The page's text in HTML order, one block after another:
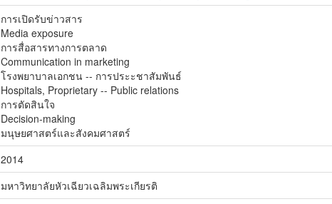
การเปิดรับข่าวสาร
Media exposure
การสื่อสารทางการตลาด
Communication in marketing
โรงพยาบาลเอกชน -- การประะชาสัมพันธ์
Hospitals, Proprietary -- Public relations
การตัดสินใจ
Decision-making
มนุษยศาสตร์และสังคมศาสตร์
2014
มหาวิทยาลัยหัวเฉียวเฉลิมพระเกียรติ